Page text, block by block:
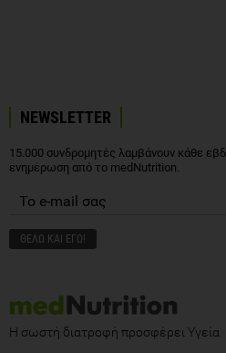
NEWSLETTER
15.000 συνδρομητές λαμβάνουν κάθε
ενημέρωση από το medNutrition.
Η σωστή διατροφή προσφέρει Υγεία